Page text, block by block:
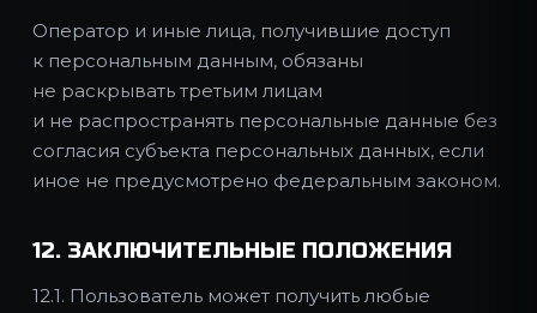
Оператор и иные лица, получившие доступ
к персональным данным, обязаны
не раскрывать третьим лицам
и не распространять персональные данные без
согласия субъекта персональных данных, если
иное не предусмотрено федеральным законом.
12. ЗАКЛЮЧИТЕЛЬНЫЕ ПОЛОЖЕНИЯ
12.1. Пользователь может получить любые